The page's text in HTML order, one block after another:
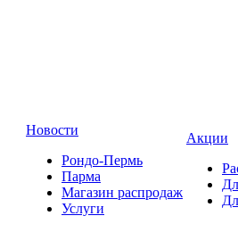
Новости
Рондо-Пермь
Парма
Магазин распродаж
Услуги
Акции